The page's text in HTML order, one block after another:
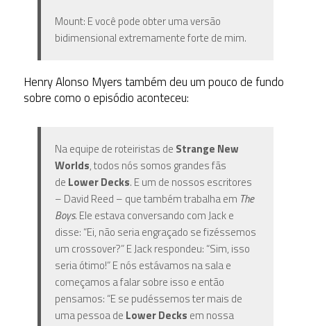
Mount: E você pode obter uma versão
bidimensional extremamente forte de mim.
Henry Alonso Myers também deu um pouco de fundo
sobre como o episódio aconteceu:
Na equipe de roteiristas de Strange New
Worlds, todos nós somos grandes fãs
de Lower Decks. E um de nossos escritores
– David Reed – que também trabalha em The
Boys. Ele estava conversando com Jack e
disse: “Ei, não seria engraçado se fizéssemos
um crossover?” E Jack respondeu: “Sim, isso
seria ótimo!” E nós estávamos na sala e
começamos a falar sobre isso e então
pensamos: “E se pudéssemos ter mais de
uma pessoa de Lower Decks em nossa